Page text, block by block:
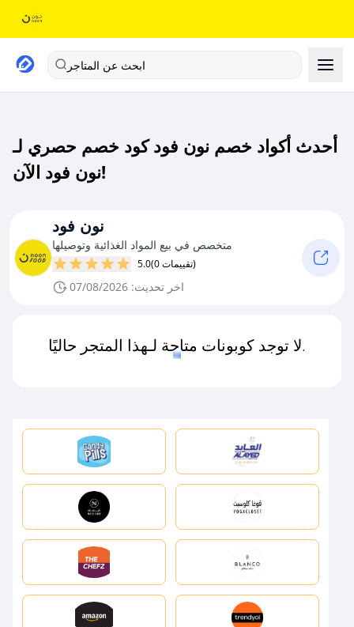
ابحث عن المتاجر
أحدث أكواد خصم نون فود كود خصم حصري لـ
نون فود الآن!
نون فود
متخصص في بيع المواد الغذائية وتوصيلها
5.0 (0 تقييمات)
اخر تحديث: 07/08/2026
لا توجد كوبونات متاحة لـهذا المتجر حاليًا.